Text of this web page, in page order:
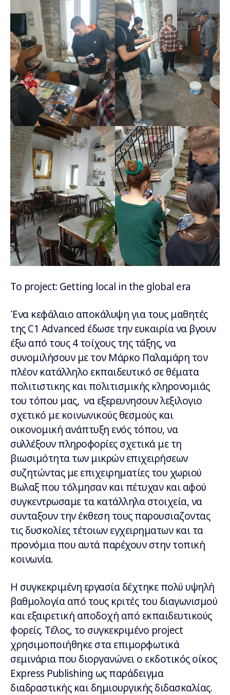
Το project: Getting local in the global era
Ένα κεφάλαιο αποκάλυψη για τους μαθητές
της C1 Advanced έδωσε την ευκαιρία να βγουν
έξω από τους 4 τοίχους της τάξης, να
συνομιλήσουν με τον Μάρκο Παλαμάρη τον
πλέον κατάλληλο εκπαιδευτικό σε θέματα
πολιτιστικης και πολιτισμικής κληρονομιάς
του τόπου μας, να εξερευνησουν λεξιλογιο
σχετικό με κοινωνικούς θεσμούς και
οικονομική ανάπτυξη ενός τόπου, να
συλλέξουν πληροφορίες σχετικά με τη
βιωσιμότητα των μικρών επιχειρήσεων
συζητώντας με επιχειρηματίες του χωριού
Βωλαξ που τόλμησαν και πέτυχαν και αφού
συγκεντρωσαμε τα κατάλληλα στοιχεία, να
συνταξουν την έκθεση τους παρουσιαζοντας
τις δυσκολίες τέτοιων εγχειρηματων και τα
προνόμια που αυτά παρέχουν στην τοπική
κοινωνία.
Η συγκεκριμένη εργασία δέχτηκε πολύ υψηλή
βαθμολογία από τους κριτές του διαγωνισμού
και εξαιρετική αποδοχή από εκπαιδευτικούς
φορείς. Τέλος, το συγκεκριμένο project
χρησιμοποιήθηκε στα επιμορφωτικά
σεμινάρια που διοργανώνει ο εκδοτικός οίκος
Express Publishing ως παράδειγμα
διαδραστικής και δημιουργικής διδασκαλίας.